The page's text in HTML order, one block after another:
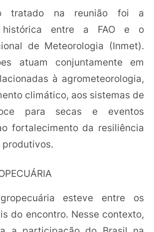
tratado na reunião foi a
histórica entre a FAO e o
de Meteorologia (Inmet).
atuam conjuntamente em
à agrometeorologia,
climático, aos sistemas de
para secas e eventos
fortalecimento da resiliência
produtivos.
esteve entre os
do encontro. Nesse contexto,